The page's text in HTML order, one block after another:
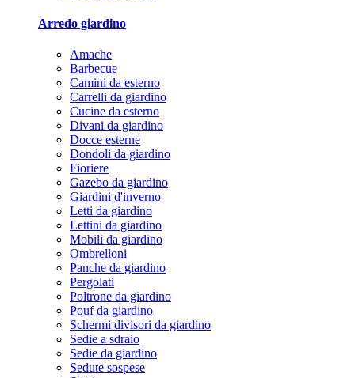
Arredo giardino
Amache
Barbecue
Camini da esterno
Carrelli da giardino
Cucine da esterno
Divani da giardino
Docce esterne
Dondoli da giardino
Fioriere
Gazebo da giardino
Giardini d'inverno
Letti da giardino
Lettini da giardino
Mobili da giardino
Ombrelloni
Panche da giardino
Pergolati
Poltrone da giardino
Pouf da giardino
Schermi divisori da giardino
Sedie a sdraio
Sedie da giardino
Sedute sospese